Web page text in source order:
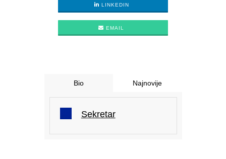
LINKEDIN
EMAIL
Bio Najnovije
Sekretar